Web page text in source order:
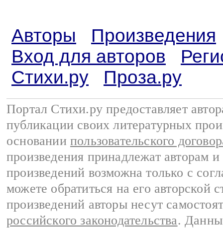
Авторы
Произведения
Вход для авторов
Стихи.ру
Проза.ру
Портал Стихи.ру предоставляет
публикации своих литературных
основании пользовательского
произведения принадлежат авторам
произведений возможна только с
можете обратиться на его авторской
произведений авторы несут
российского законодательства.